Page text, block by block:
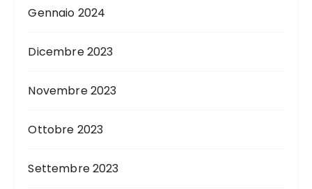
Gennaio 2024
Dicembre 2023
Novembre 2023
Ottobre 2023
Settembre 2023